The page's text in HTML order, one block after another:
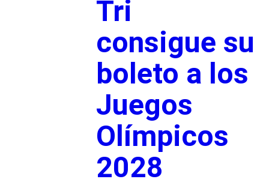
Tri
consigue su
boleto a los
Juegos
Olímpicos
2028